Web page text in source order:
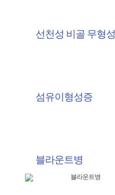
선천성 비골 무형성
섬유이형성증
블라운트병